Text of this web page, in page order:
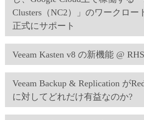
Clusters（NC2）」のワークロー
正式にサポート
Veeam Kasten v8 の新機能 @
Veeam Backup & Replication が
に対してどれだけ有益なのか?